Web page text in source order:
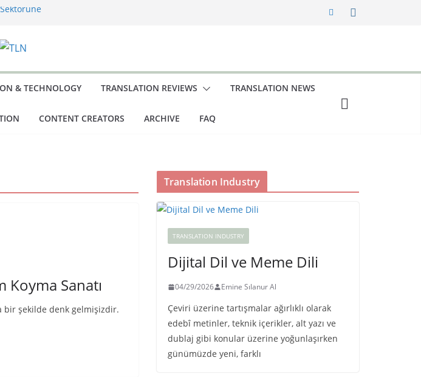
a
Koyma
& TECHNOLOGY TRANSLATION REVIEWS TRANSLATION NEWS
CONTENT CREATORS ARCHIVE FAQ
Sanatı
bir şekilde denk gelmişizdir.
Translation Industry
TRANSLATION INDUSTRY
Dijital Dil ve Meme Dili
04/29/2026 Emine Sılanur Al
Çeviri üzerine tartışmalar ağırlıklı olarak
edebî metinler, teknik içerikler, alt yazı ve
dublaj gibi konular üzerine yoğunlaşırken
günümüzde yeni, farklı